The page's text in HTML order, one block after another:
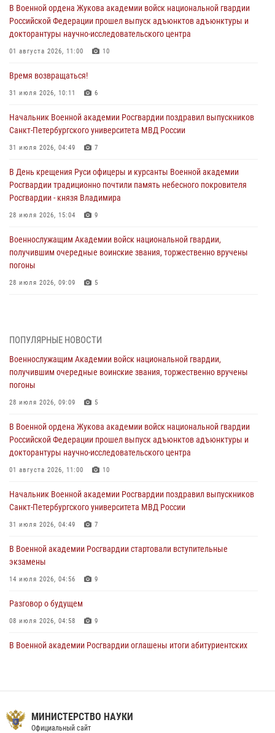
В Военной ордена Жукова академии войск национальной гвардии
Российской Федерации прошел выпуск адъюнктов адъюнктуры и
докторантуры научно-исследовательского центра
01 августа 2026, 11:00 10
Время возвращаться!
31 июля 2026, 10:11 6
Начальник Военной академии Росгвардии поздравил выпускников
Санкт-Петербургского университета МВД России
31 июля 2026, 04:49 7
В День крещения Руси офицеры и курсанты Военной академии
Росгвардии традиционно почтили память небесного покровителя
Росгвардии - князя Владимира
28 июля 2026, 15:04 9
Военнослужащим Академии войск национальной гвардии,
получившим очередные воинские звания, торжественно вручены
погоны
28 июля 2026, 09:09 5
27 июля 2026, 14:49 7
Военная академия информирует!
23 июля 2026, 04:51
Курсант Военной академии войск национальной гвардии принял
22 июля 2026, 09:41
Мастер‑класс по стрельбе: точность, тактика, профессионализм
20 июля 2026, 11:17 8
108 лет со дня образования подразделений связи войск
ПОПУЛЯРНЫЕ НОВОСТИ
Военнослужащим Академии войск национальной гвардии,
получившим очередные воинские звания, торжественно вручены
погоны
28 июля 2026, 09:09 5
В Военной ордена Жукова академии войск национальной гвардии
Российской Федерации прошел выпуск адъюнктов адъюнктуры и
докторантуры научно-исследовательского центра
01 августа 2026, 11:00 10
Начальник Военной академии Росгвардии поздравил выпускников
Санкт-Петербургского университета МВД России
31 июля 2026, 04:49 7
В Военной академии Росгвардии стартовали вступительные
экзамены
14 июля 2026, 04:56 9
Разговор о будущем
08 июля 2026, 04:58 9
В Военной академии Росгвардии оглашены итоги абитуриентских
09 июля 2026, 11:58 9
МИНИСТЕРСТВО НАУКИ
Официальный сайт